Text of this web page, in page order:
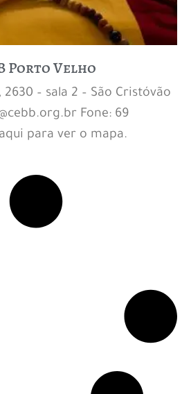
Porto Velho
2630 – sala 2 – São Cristóvão
Fone: 69
para ver o mapa.